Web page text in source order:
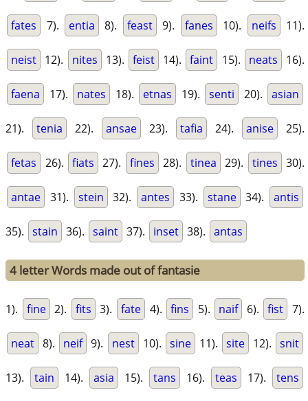
fates 7). entia 8). feast 9). fanes 10). neifs 11).
neist 12). nites 13). feist 14). faint 15). neats 16).
faena 17). nates 18). etnas 19). senti 20). asian
21). tenia 22). ansae 23). tafia 24). anise 25).
fetas 26). fiats 27). fines 28). tinea 29). tines 30).
antae 31). stein 32). antes 33). stane 34). antis
35). stain 36). saint 37). inset 38). antas
4 letter Words made out of fantasie
1). fine 2). fits 3). fate 4). fins 5). naif 6). fist 7).
neat 8). neif 9). nest 10). sine 11). site 12). snit
13). tain 14). asia 15). tans 16). teas 17). tens